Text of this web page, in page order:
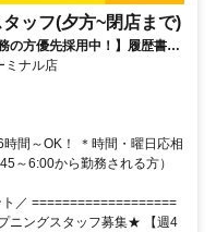
ッフ(夕方~閉店まで)
の方優先採用中！】履歴書不
のシフト提出◎
ミナル店
間～OK！ ＊時間・曜日応相
～6:00から勤務される方）
／ ===================
ングスタッフ募集★ 【週4